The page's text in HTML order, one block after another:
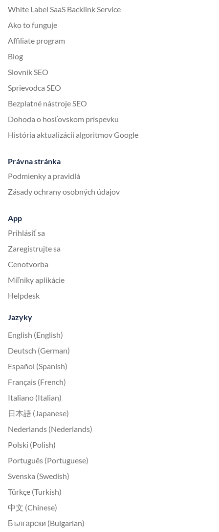
White Label SaaS Backlink Service
Ako to funguje
Affiliate program
Blog
Slovník SEO
Sprievodca SEO
Bezplatné nástroje SEO
Dohoda o hosťovskom príspevku
História aktualizácií algoritmov Google
Právna stránka
Podmienky a pravidlá
Zásady ochrany osobných údajov
App
Prihlásiť sa
Zaregistrujte sa
Cenotvorba
Míľniky aplikácie
Helpdesk
Jazyky
English (English)
Deutsch (German)
Español (Spanish)
Français (French)
Italiano (Italian)
日本語 (Japanese)
Nederlands (Nederlands)
Polski (Polish)
Português (Portuguese)
Svenska (Swedish)
Türkçe (Turkish)
中文 (Chinese)
Български (Bulgarian)